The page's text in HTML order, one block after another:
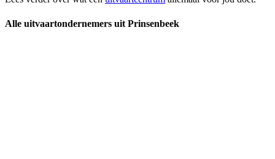
Alle uitvaartondernemers uit Prinsenbeek